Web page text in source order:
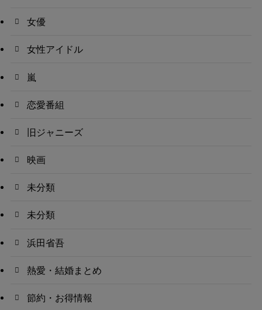
女優
女性アイドル
嵐
恋愛番組
旧ジャニーズ
映画
未分類
未分類
浜田省吾
熱愛・結婚まとめ
節約・お得情報